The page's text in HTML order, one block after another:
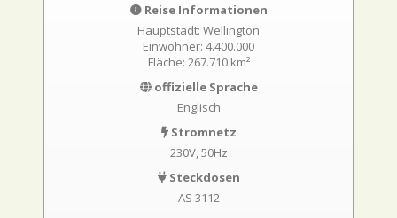
Reise Informationen
Hauptstadt: Wellington
Einwohner: 4.400.000
Fläche: 267.710 km²
offizielle Sprache
Englisch
Stromnetz
230V, 50Hz
Steckdosen
AS 3112